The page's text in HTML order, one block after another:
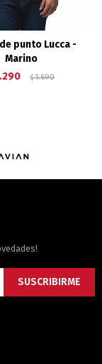
punto Lucca -
Marino
$ 1.690
SUSCRIBIRME